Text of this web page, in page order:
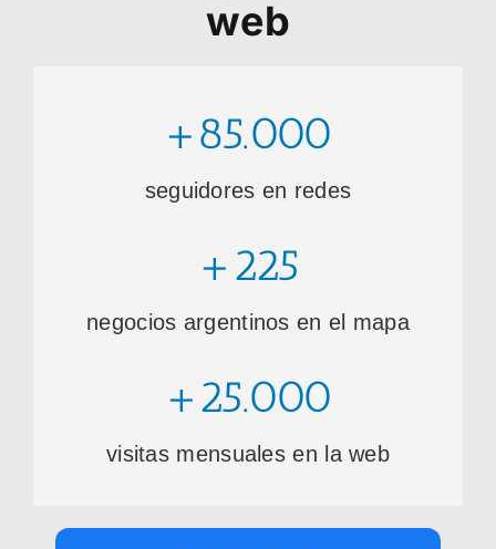
web
+85.000
seguidores en redes
+225
negocios argentinos en el mapa
+25.000
visitas mensuales en la web